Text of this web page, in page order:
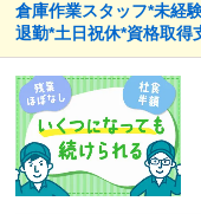
倉庫作業スタッフ*未経
退勤*土日祝休*資格取得